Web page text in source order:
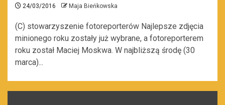
24/03/2016 Maja Bieńkowska
(C) stowarzyszenie fotoreporterów Najlepsze zdjęcia
minionego roku zostały już wybrane, a fotoreporterem
roku został Maciej Moskwa. W najbliższą środę (30
marca)...